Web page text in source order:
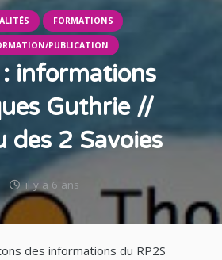
FORMATIONS
PUBLICATION
: informations
Guthrie //
des 2 Savoies
il y a 6 ans
des informations du RP2S